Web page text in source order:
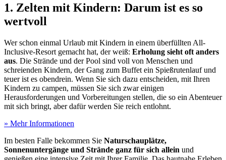
1. Zelten mit Kindern: Darum ist es so
wertvoll
Wer schon einmal Urlaub mit Kindern in einem überfüllten All-
Inclusive-Resort gemacht hat, der weiß: Erholung sieht oft anders
aus. Die Strände und der Pool sind voll von Menschen und
schreienden Kindern, der Gang zum Buffet ein Spießrutenlauf und
teuer ist es obendrein. Wenn Sie sich dazu entscheiden, mit Ihren
Kindern zu campen, müssen Sie sich zwar einigen
Herausforderungen und Vorbereitungen stellen, die so ein Abenteuer
mit sich bringt, aber dafür werden Sie reich entlohnt.
» Mehr Informationen
Im besten Falle bekommen Sie Naturschauplätze,
Sonnenuntergänge und Strände ganz für sich allein und